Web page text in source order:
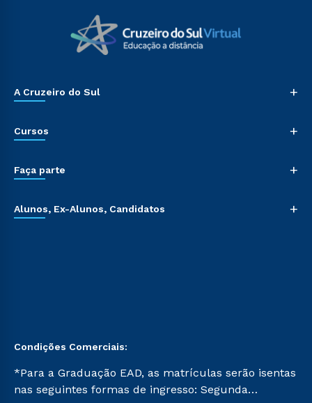
A Cruzeiro do Sul +
Cursos +
Faça parte +
Alunos, Ex-Alunos, Candidatos +
Condições Comerciais:
*Para a Graduação EAD, as matrículas serão isentas
nas seguintes formas de ingresso: Segunda